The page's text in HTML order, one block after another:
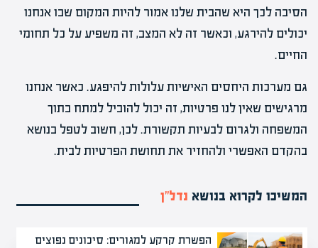
הסיבה לכך היא שהבית שלנו אמור להיות המקום שבו אנחנו
יכולים להירגע, וכאשר זה לא המצב, זה משפיע על כל תחומי
החיים.
גם מערכות היחסים האישיות עלולות להיפגע. כאשר אנחנו
מרגישים שאין לנו פרטיות, זה יכול להוביל למתח בתוך
המשפחה ולגרום לבעיות תקשורת. לכן, חשוב לטפל בנושא
בהקדם האפשרי ולהחזיר את תחושת הפרטיות לבית.
המשיכו לקרוא בנושא נדל”ן
הפשרת קרקע למגורים: סיכונים נפוצים